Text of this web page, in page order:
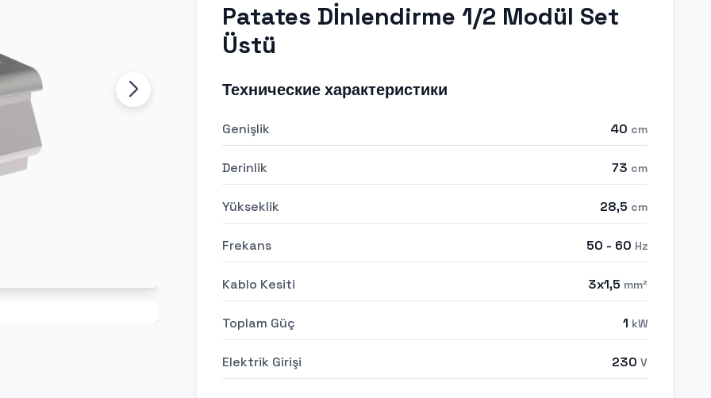
Patates Dİnlendirme 1/2 Modül Set
Üstü
Технические характеристики
Genişlik 40 cm
Derinlik 73 cm
Yükseklik 28,5 cm
Frekans 50 - 60 Hz
Kablo Kesiti 3x1,5 mm²
Toplam Güç 1 kW
Elektrik Girişi 230 V